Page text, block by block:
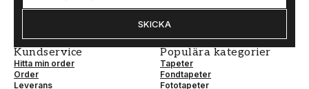
SKICKA
Kundservice
Hitta min order
Order
Leverans
Populära kategorier
Tapeter
Fondtapeter
Fototapeter